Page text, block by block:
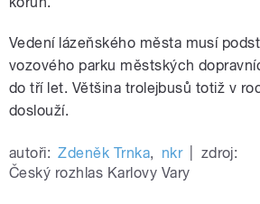
Vedení lázeňského města musí
vozového parku městských
do tří let. Většina trolejbusů totiž v
doslouží.
autoři: Zdeněk Trnka, nkr
zdroj:
Český rozhlas Karlovy Vary